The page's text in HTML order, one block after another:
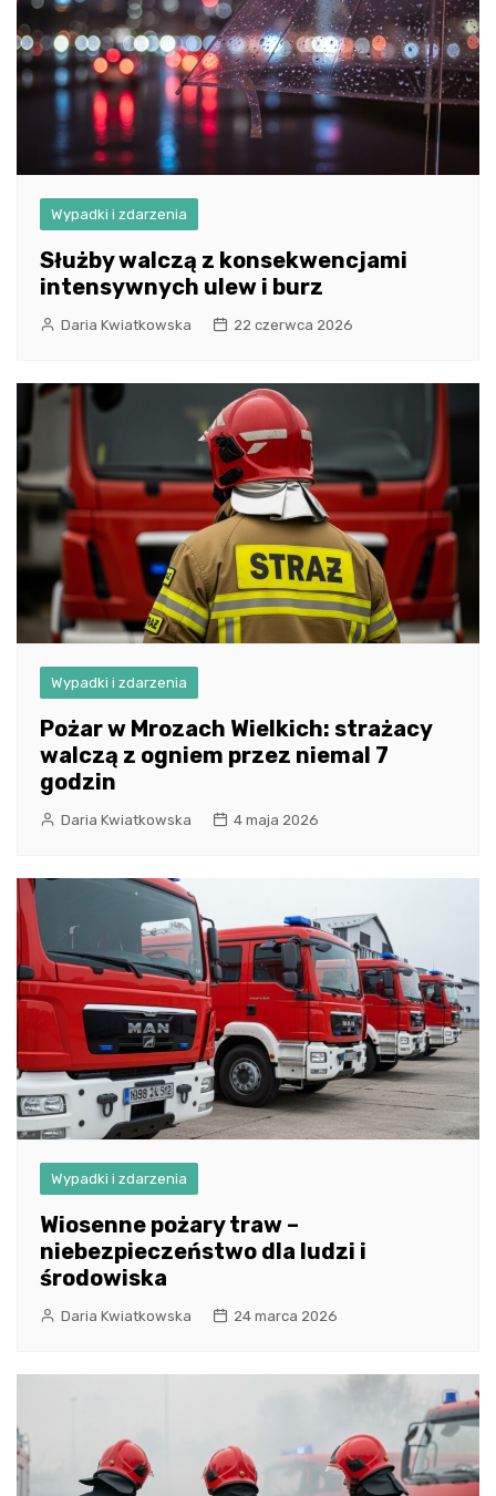
Wypadki i zdarzenia
Służby walczą z konsekwencjami
intensywnych ulew i burz
Daria Kwiatkowska 22 czerwca 2026
Wypadki i zdarzenia
Pożar w Mrozach Wielkich: strażacy
walczą z ogniem przez niemal 7
godzin
Daria Kwiatkowska 4 maja 2026
Wypadki i zdarzenia
Wiosenne pożary traw –
niebezpieczeństwo dla ludzi i
środowiska
Daria Kwiatkowska 24 marca 2026